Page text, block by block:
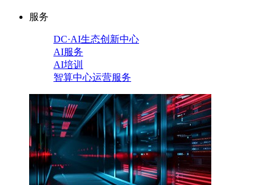
服务
DC·AI生态创新中心
AI服务
AI培训
智算中心运营服务